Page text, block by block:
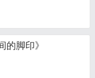
的脚印》